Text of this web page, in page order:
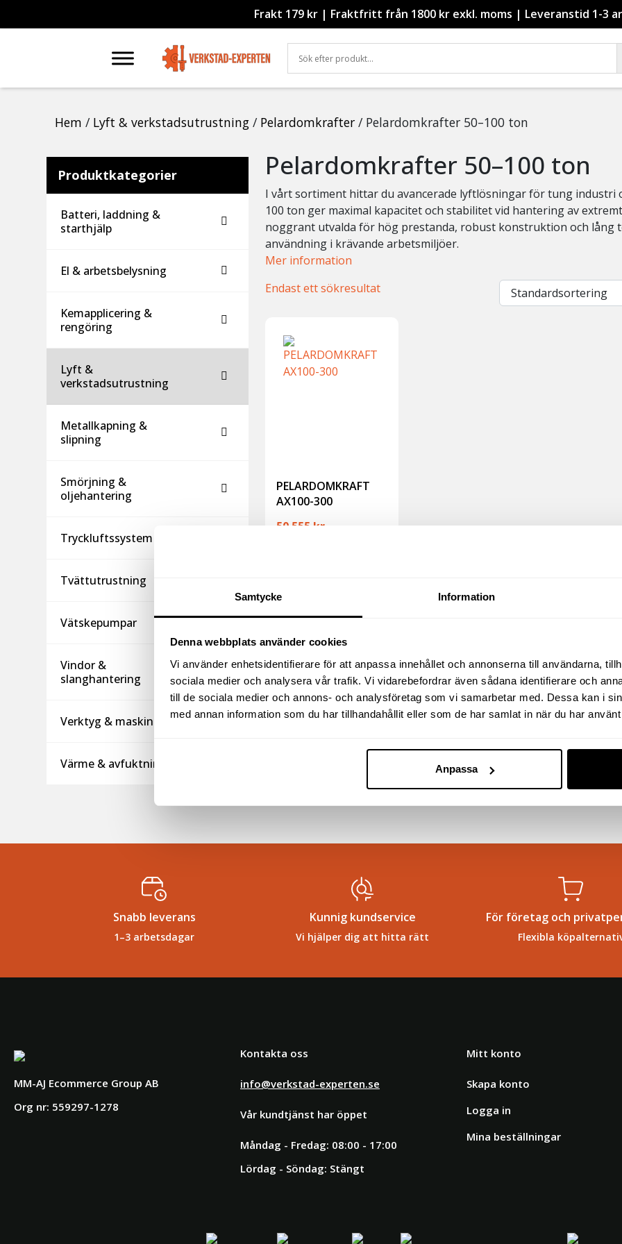
Samtycke Information
Denna webbplats använder cookies
Vi använder enhetsidentifierare för att anpassa innehållet och annonserna till användarna,
sociala medier och analysera vår trafik. Vi vidarebefordrar även sådana identifierare och
till de sociala medier och annons- och analysföretag som vi samarbetar med. Dessa kan i
med annan information som du har tillhandahållit eller som de har samlat in när du har
Anpassa
Frakt 179 kr | Fraktfritt från 1800 kr exkl. moms | Leveranstid 1-3
Hem / Lyft & verkstadsutrustning / Pelardomkrafter / Pelardomkrafter 50–100 ton
Pelardomkrafter 50–100 ton
I vårt sortiment hittar du avancerade lyftlösningar för tung industri
100 ton ger maximal kapacitet och stabilitet vid hantering av
noggrant utvalda för hög prestanda, robust konstruktion och lång
användning i krävande arbetsmiljöer.
Mer information
Endast ett sökresultat
PELARDOMKRAFT
AX100-300
50 555 kr
Produktkategorier
Batteri, laddning &
starthjälp
El & arbetsbelysning
Kemapplicering &
rengöring
Lyft &
verkstadsutrustning
Metallkapning &
slipning
Smörjning &
oljehantering
Tryckluftssystem
Tvättutrustning
Vätskepumpar
Vindor &
slanghantering
Verktyg & maskiner
Värme & avfuktning
Snabb leverans
1–3 arbetsdagar
Kunnig kundservice
Vi hjälper dig att hitta rätt
För företag och
Flexibla
MM-AJ Ecommerce Group AB
Org nr: 559297-1278
Kontakta oss
info@verkstad-experten.se
Vår kundtjänst har öppet
Måndag - Fredag: 08:00 - 17:00
Lördag - Söndag: Stängt
Mitt konto
Skapa konto
Logga in
Mina beställningar